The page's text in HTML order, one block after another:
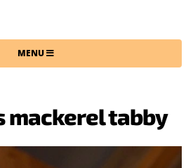
MENU
mackerel tabby